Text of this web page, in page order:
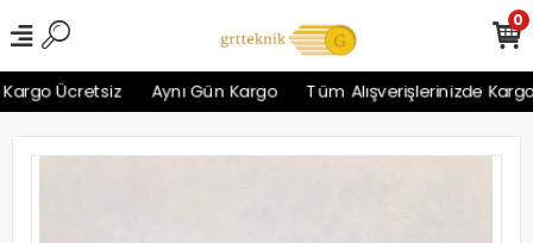
Ücretsiz Aynı Gün Kargo Tüm Alışverişlerinizde Kargo
0